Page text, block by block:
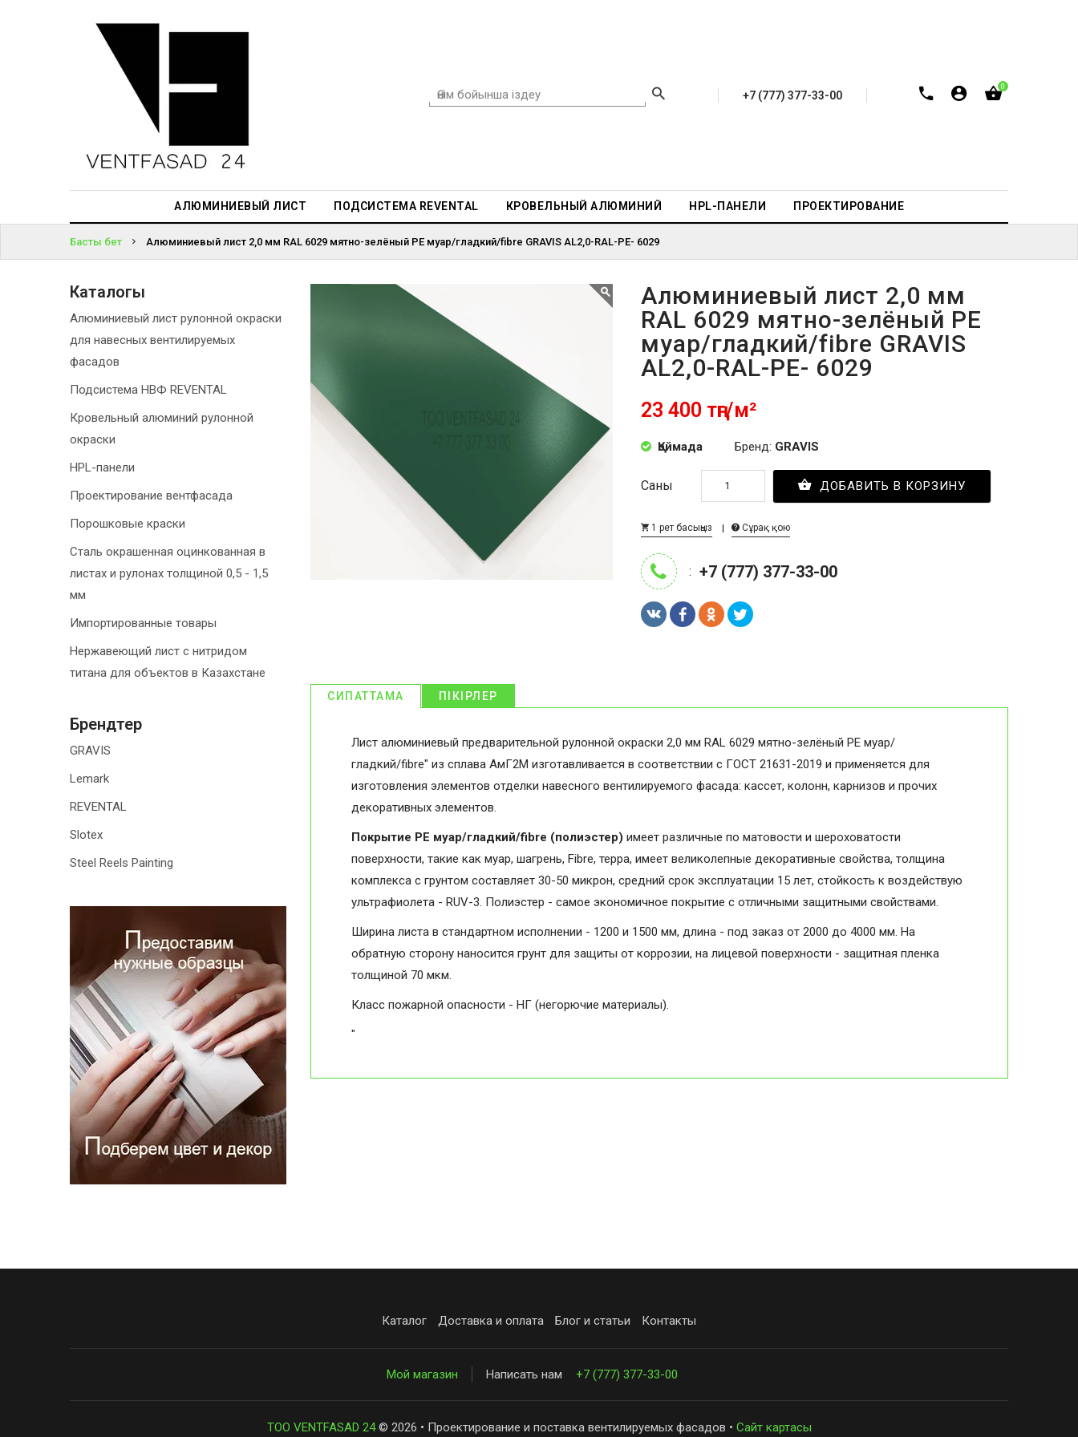
+7 (777) 377-33-00
0
АЛЮМИНИЕВЫЙ ЛИСТ ПОДСИСТЕМА REVENTAL КРОВЕЛЬНЫЙ АЛЮМИНИЙ HPL-ПАНЕЛИ ПРОЕКТИРОВАНИЕ
АЛЮМИНИЕВЫЙ
ПРОЕКТИРОВАНИЕ
КІРІҢІЗ
ПАРОЛЬДІ
БА?
Басты бет Алюминиевый лист 2,0 мм RAL 6029 мятно-зелёный PE муар/гладкий/fibre GRAVIS AL2,0-RAL-PE- 6029
Алюминиевый лист 2,0 мм
RAL 6029 мятно-зелёный PE
муар/гладкий/fibre GRAVIS
AL2,0-RAL-PE- 6029
23 400 тңг/м²
Қоймада Бренд: GRAVIS
Саны ДОБАВИТЬ В КОРЗИНУ
1 рет басыңыз Сұрақ қою
: +7 (777) 377-33-00
СИПАТТАМА ПІКІРЛЕР
Лист алюминиевый предварительной рулонной окраски 2,0 мм RAL 6029 мятно-зелёный PE муар/
гладкий/fibre" из сплава АмГ2М изготавливается в соответствии с ГОСТ 21631-2019 и применяется для
изготовления элементов отделки навесного вентилируемого фасада: кассет, колонн, карнизов и прочих
декоративных элементов.
Покрытие PE муар/гладкий/fibre (полиэстер) имеет различные по матовости и шероховатости
поверхности, такие как муар, шагрень, Fibrе, терра, имеет великолепные декоративные свойства, толщина
комплекса с грунтом составляет 30-50 микрон, средний срок эксплуатации 15 лет, стойкость к воздействую
ультрафиолета - RUV-3. Полиэстер - самое экономичное покрытие с отличными защитными свойствами.
Ширина листа в стандартном исполнении - 1200 и 1500 мм, длина - под заказ от 2000 до 4000 мм. На
обратную сторону наносится грунт для защиты от коррозии, на лицевой поверхности - защитная пленка
толщиной 70 мкм.
Класс пожарной опасности - НГ (негорючие материалы).
"
Каталогы
Алюминиевый лист рулонной окраски
для навесных вентилируемых
фасадов
Подсистема НВФ REVENTAL
Кровельный алюминий рулонной
окраски
HPL-панели
Проектирование вентфасада
Порошковые краски
Сталь окрашенная оцинкованная в
листах и рулонах толщиной 0,5 - 1,5
мм
Импортированные товары
Нержавеющий лист с нитридом
титана для объектов в Казахстане
Брендтер
GRAVIS
Lemark
REVENTAL
Slotex
Steel Reels Painting
Каталог Доставка и оплата Блог и статьи Контакты
Мой магазин Написать нам +7 (777) 377-33-00
ТОО VENTFASAD 24© 2026 • Проектирование и поставка вентилируемых фасадов • Сайт картасы